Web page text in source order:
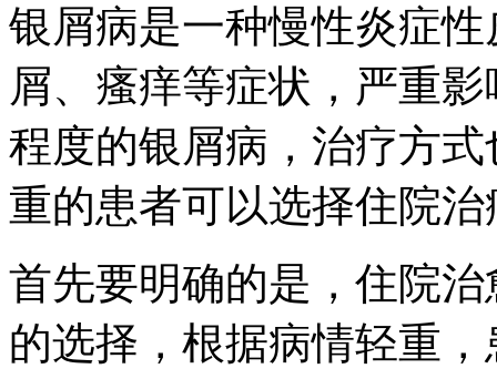
银屑病是一种慢性炎症
屑、瘙痒等症状，严重
程度的银屑病，治疗方
重的患者可以选择住院
首先要明确的是，住院
的选择，根据病情轻重